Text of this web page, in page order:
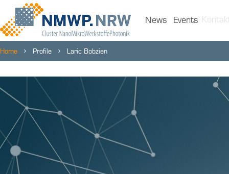
News Events
Home Profile Laric Bobzien